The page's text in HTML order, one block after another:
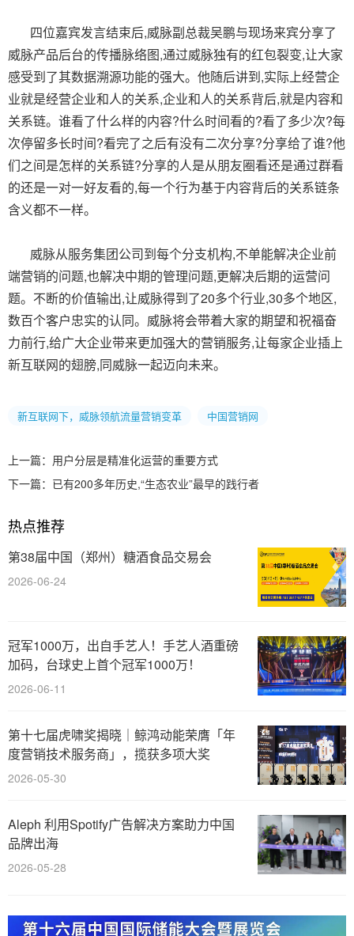
四位嘉宾发言结束后,威脉副总裁吴鹏与现场来宾分享了
威脉产品后台的传播脉络图,通过威脉独有的红包裂变,让大家
感受到了其数据溯源功能的强大。他随后讲到,实际上经营企
业就是经营企业和人的关系,企业和人的关系背后,就是内容和
关系链。谁看了什么样的内容?什么时间看的?看了多少次?每
次停留多长时间?看完了之后有没有二次分享?分享给了谁?他
们之间是怎样的关系链?分享的人是从朋友圈看还是通过群看
的还是一对一好友看的,每一个行为基于内容背后的关系链条
含义都不一样。
威脉从服务集团公司到每个分支机构,不单能解决企业前
端营销的问题,也解决中期的管理问题,更解决后期的运营问
题。不断的价值输出,让威脉得到了20多个行业,30多个地区,
数百个客户忠实的认同。威脉将会带着大家的期望和祝福奋
力前行,给广大企业带来更加强大的营销服务,让每家企业插上
新互联网的翅膀,同威脉一起迈向未来。
新互联网下，威脉领航流量营销变革 中国营销网
上一篇： 用户分层是精准化运营的重要方式
下一篇： 已有200多年历史,“生态农业”最早的践行者
热点推荐
第38届中国（郑州）糖酒食品交易会
2026-06-24
冠军1000万，出自手艺人！手艺人酒重磅
加码，台球史上首个冠军1000万！
2026-06-11
第十七届虎啸奖揭晓｜鲸鸿动能荣膺「年
度营销技术服务商」，揽获多项大奖
2026-05-30
Aleph 利用Spotify广告解决方案助力中国
品牌出海
2026-05-28